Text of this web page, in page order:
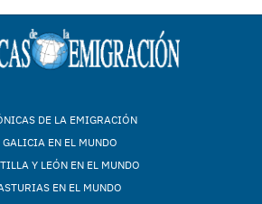
DE LA EMIGRACIÓN
GALICIA EN EL MUNDO
Y LEÓN EN EL MUNDO
EN EL MUNDO